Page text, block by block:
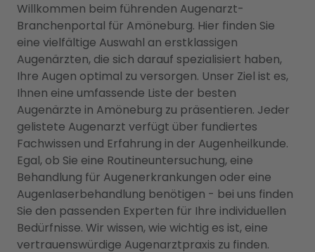
Willkommen beim führenden Augenarzt-
Branchenportal für Amöneburg. Hier finden Sie
eine vielfältige Auswahl an erstklassigen
Augenärzten, die sich darauf spezialisiert haben,
Ihre Augen optimal zu versorgen. Unser Ziel ist es,
Ihnen eine umfassende Liste der besten
Augenärzte in Amöneburg zu präsentieren. Jeder
gelistete Augenarzt verfügt über fundiertes
Fachwissen und Erfahrung in der Augenheilkunde.
Egal, ob Sie eine Routineuntersuchung, eine
Behandlung für Augenerkrankungen oder eine
Augenlaserbehandlung benötigen - bei uns finden
Sie den passenden Experten für Ihre individuellen
Bedürfnisse. Wir wissen, wie wichtig es ist, eine
vertrauenswürdige Augenarztpraxis zu finden.